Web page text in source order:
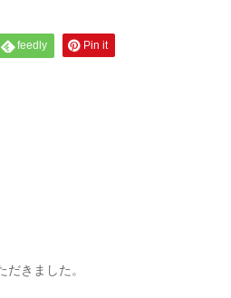
feedly Pin it
きました。